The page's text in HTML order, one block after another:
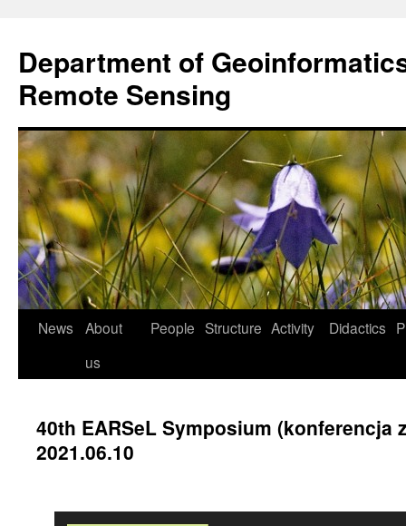
treści
Department of
Remote Sensing
News
About
us
People Structure Activity Didactics
40th EARSeL Symposium (konferencja
2021.06.10